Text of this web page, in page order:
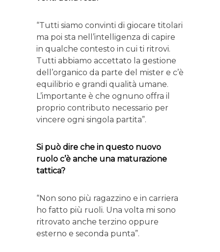
“Tutti siamo convinti di giocare titolari
ma poi sta nell’intelligenza di capire
in qualche contesto in cui ti ritrovi.
Tutti abbiamo accettato la gestione
dell’organico da parte del mister e c’è
equilibrio e grandi qualità umane.
L’importante è che ognuno offra il
proprio contributo necessario per
vincere ogni singola partita”.
Si può dire che in questo nuovo
ruolo c’è anche una maturazione
tattica?
“Non sono più ragazzino e in carriera
ho fatto più ruoli. Una volta mi sono
ritrovato anche terzino oppure
esterno e seconda punta”.